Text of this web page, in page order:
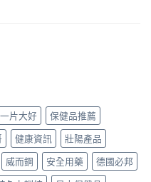
一片大好
保健品推薦
健康資訊
壯陽產品
威而鋼 安全用藥
德國必邦